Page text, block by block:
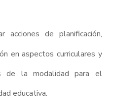
acciones de planificación,
en aspectos curriculares y
de la modalidad para el
educativa.